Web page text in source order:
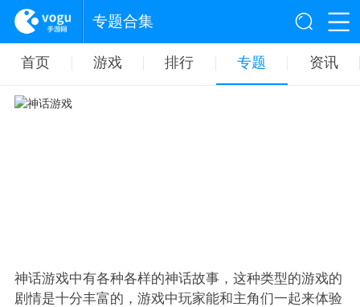
专题合集
首页 游戏 排行 专题 资讯
神话游戏中有各种各样的神话故事，这种类型的游戏的
剧情是十分丰富的，游戏中玩家能和主角们一起来体验